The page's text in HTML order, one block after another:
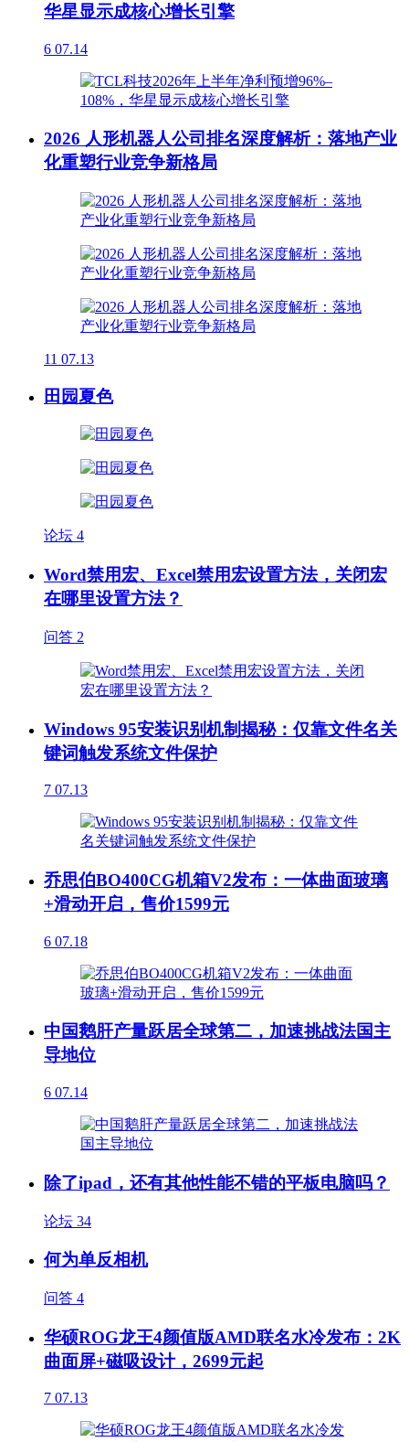
华星显示成核心增长引擎
6 07.14
2026 人形机器人公司排名深度解析：落地产业
化重塑行业竞争新格局
11 07.13
田园夏色
论坛 4
Word禁用宏、Excel禁用宏设置方法，关闭宏
在哪里设置方法？
问答 2
Windows 95安装识别机制揭秘：仅靠文件名关
键词触发系统文件保护
7 07.13
乔思伯BO400CG机箱V2发布：一体曲面玻璃
+滑动开启，售价1599元
6 07.18
中国鹅肝产量跃居全球第二，加速挑战法国主
导地位
6 07.14
除了ipad，还有其他性能不错的平板电脑吗？
论坛 34
何为单反相机
问答 4
华硕ROG龙王4颜值版AMD联名水冷发布：2K
曲面屏+磁吸设计，2699元起
7 07.13